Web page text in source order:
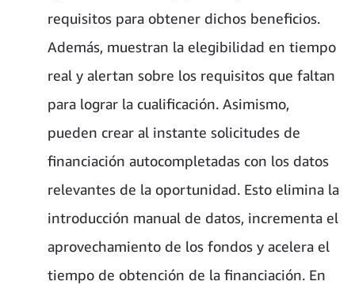
requisitos para obtener dichos beneficios.
Además, muestran la elegibilidad en tiempo
real y alertan sobre los requisitos que faltan
para lograr la cualificación. Asimismo,
pueden crear al instante solicitudes de
financiación autocompletadas con los datos
relevantes de la oportunidad. Esto elimina la
introducción manual de datos, incrementa el
aprovechamiento de los fondos y acelera el
tiempo de obtención de la financiación. En